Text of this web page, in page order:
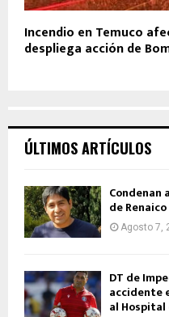
Incendio en Temuco
despliega acción de
ÚLTIMOS ARTÍCULOS
Condenan
de
Agosto 7,
DT de
accidente
al Hospital